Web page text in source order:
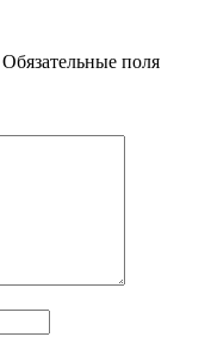
Обязательные поля